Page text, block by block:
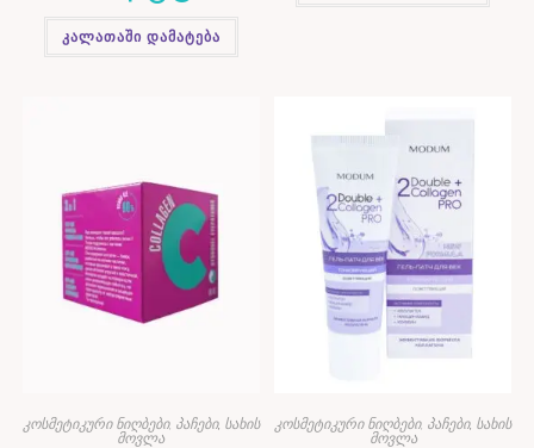
კალათაში დამატება
კოსმეტიკური ნიღბები, პაჩები, სახის
მოვლა
კოსმეტიკური ნიღბები, პაჩები, სახის
მოვლა